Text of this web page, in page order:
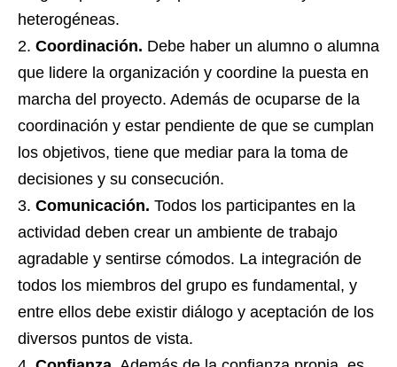
heterogéneas.
Coordinación. Debe haber un alumno o alumna
que lidere la organización y coordine la puesta en
marcha del proyecto. Además de ocuparse de la
coordinación y estar pendiente de que se cumplan
los objetivos, tiene que mediar para la toma de
decisiones y su consecución.
Comunicación. Todos los participantes en la
actividad deben crear un ambiente de trabajo
agradable y sentirse cómodos. La integración de
todos los miembros del grupo es fundamental, y
entre ellos debe existir diálogo y aceptación de los
diversos puntos de vista.